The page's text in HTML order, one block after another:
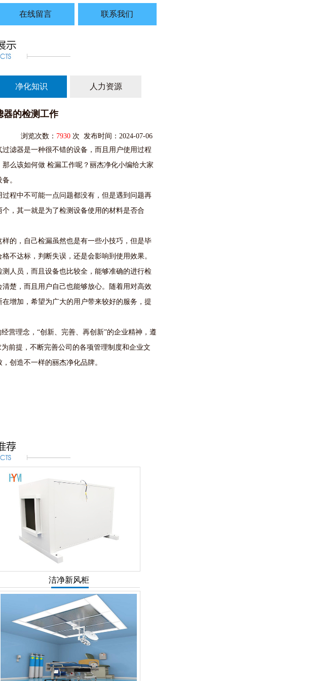
在线留言 联系我们
净化知识 人力资源
器的检测工作
浏览次数： 7930 次 发布时间：2024-07-06
滤器是一种很不错的设备，而且用户使用过程
那么该如何做 检漏工作呢？丽杰净化小编给大家
。
程中不可能一点问题都没有，但是遇到问题再
，其一就是为了检测设备使用的材料是否合
的，自己检漏虽然也是有一些小技巧，但是毕
不达标，判断失误，还是会影响到使用效果。
人员，而且设备也比较全，能够准确的进行检
楚，而且用户自己也能够放心。随着用对高效
增加，希望为广大的用户带来较好的服务，提
营理念，“创新、完善、再创新”的企业精神，遵
前提，不断完善公司的各项管理制度和企业文
创造不一样的丽杰净化品牌。
洁净新风柜